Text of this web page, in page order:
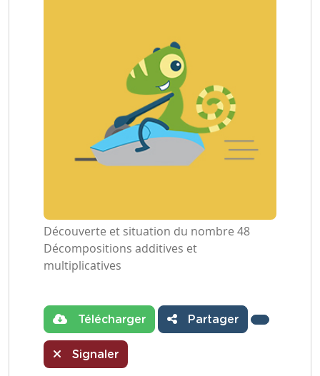
Découverte et situation du nombre 48
Décompositions additives et
multiplicatives
Télécharger Partager
Signaler